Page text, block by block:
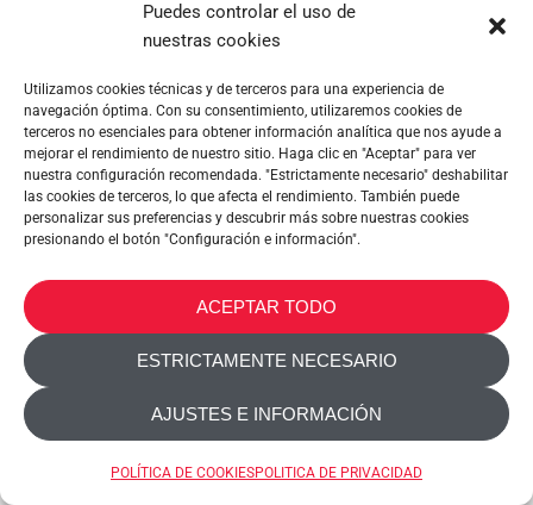
Puedes controlar el uso de
nuestras cookies
Utilizamos cookies técnicas y de terceros para una experiencia de
navegación óptima. Con su consentimiento, utilizaremos cookies de
terceros no esenciales para obtener información analítica que nos ayude a
mejorar el rendimiento de nuestro sitio. Haga clic en "Aceptar" para ver
nuestra configuración recomendada. "Estrictamente necesario" deshabilitar
las cookies de terceros, lo que afecta el rendimiento. También puede
personalizar sus preferencias y descubrir más sobre nuestras cookies
presionando el botón "Configuración e información".
ACEPTAR TODO
ESTRICTAMENTE NECESARIO
AJUSTES E INFORMACIÓN
POLÍTICA DE COOKIESPOLITICA DE PRIVACIDAD
Wine-wall 5
Botellero para botellas de vino
Características del producto